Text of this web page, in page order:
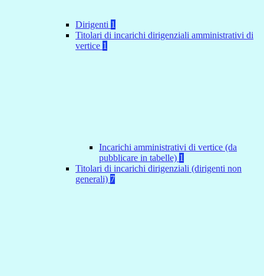
Dirigenti 1
Titolari di incarichi dirigenziali amministrativi di
vertice 1
Incarichi amministrativi di vertice (da
pubblicare in tabelle) 1
Titolari di incarichi dirigenziali (dirigenti non
generali) 7